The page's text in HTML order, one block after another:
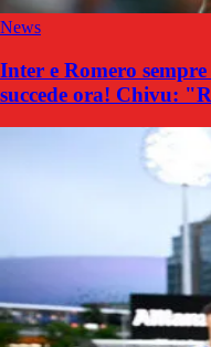
News
Inter e Romero
succede ora! Chivu: